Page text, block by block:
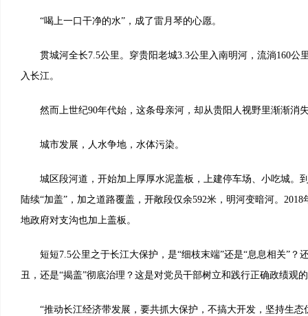
“喝上一口干净的水”，成了雷月琴的心愿。
贯城河全长7.5公里。穿贵阳老城3.3公里入南明河，流淌160公
入长江。
然而上世纪90年代始，这条母亲河，却从贵阳人视野里渐渐消
城市发展，人水争地，水体污染。
城区段河道，开始加上厚厚水泥盖板，上建停车场、小吃城。到
陆续“加盖”，加之道路覆盖，开敞段仅余592米，明河变暗河。
地政府对支沟也加上盖板。
短短7.5公里之于长江大保护，是“细枝末端”还是“息息相关”？
丑，还是“揭盖”彻底治理？这是对党员干部树立和践行正确政绩观
“推动长江经济带发展，要共抓大保护，不搞大开发，坚持生态